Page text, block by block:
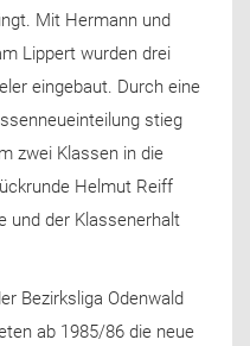
Mit Hermann und
Lippert wurden drei
eingebaut. Durch eine
stieg
zwei Klassen in die
Helmut Reiff
und der Klassenerhalt
Bezirksliga Odenwald
ab 1985/86 die neue